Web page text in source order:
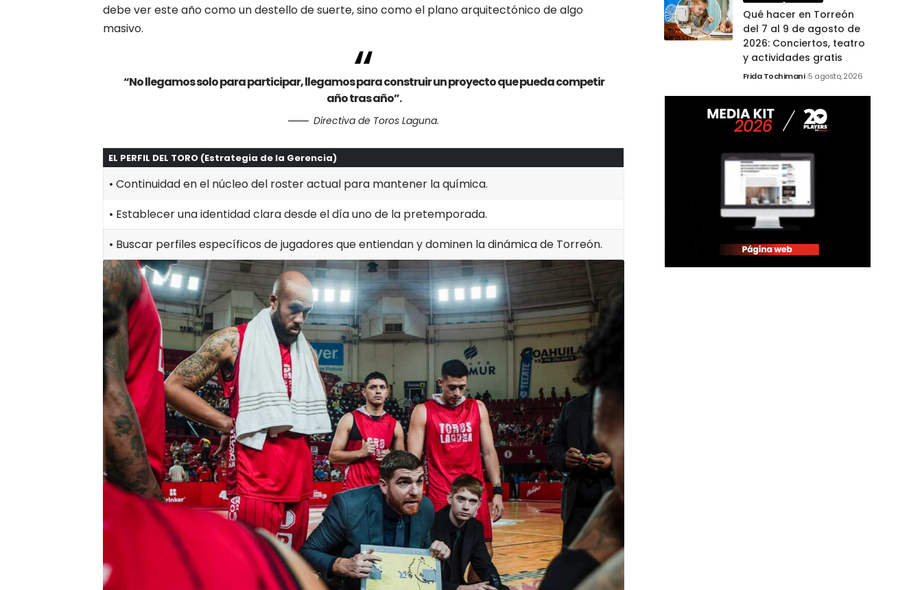
debe ver este año como un destello de suerte, sino como el plano arquitectónico de algo
masivo.
“No llegamos solo para participar, llegamos para construir un proyecto que pueda competir
año tras año”.
Directiva de Toros Laguna.
EL PERFIL DEL TORO (Estrategia de la Gerencia)
• Continuidad en el núcleo del roster actual para mantener la química.
• Establecer una identidad clara desde el día uno de la pretemporada.
• Buscar perfiles específicos de jugadores que entiendan y dominen la dinámica de Torreón.
Qué hacer en Torreón
del 7 al 9 de agosto de
2026: Conciertos, teatro
y actividades gratis
Frida Tochimani 5 agosto, 2026